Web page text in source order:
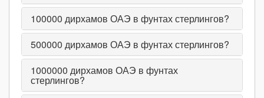
100000 дирхамов ОАЭ в фунтах стерлингов?
500000 дирхамов ОАЭ в фунтах стерлингов?
1000000 дирхамов ОАЭ в фунтах
стерлингов?